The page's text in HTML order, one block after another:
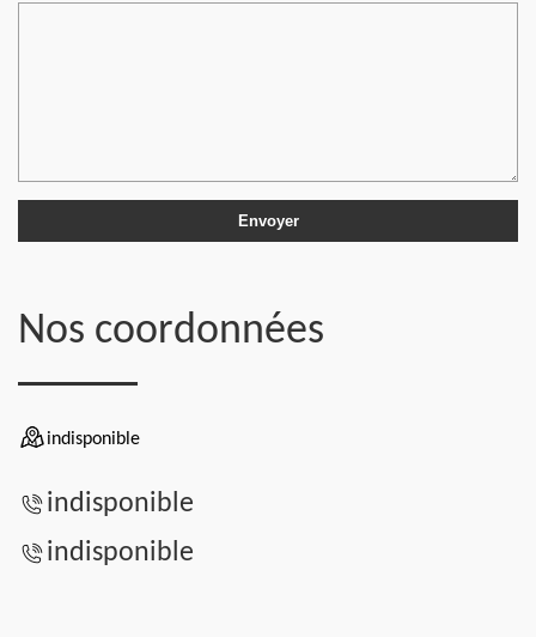
Nos coordonnées
indisponible
indisponible
indisponible